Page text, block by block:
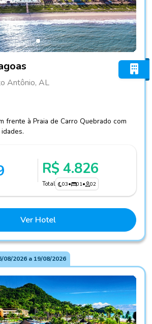
Antônio, AL
frente à Praia de Carro Quebrado com
R$ 4.826
Total 03• 01• 02
Ver Hotel
08/2026a 19/08/2026